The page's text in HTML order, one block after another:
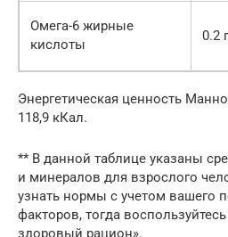
Омега-6 жирные
кислоты
0.2 г
Энергетическая ценность
118,9 кКал.
** В данной таблице указаны
и минералов для взрослого
узнать нормы с учетом вашего
факторов, тогда